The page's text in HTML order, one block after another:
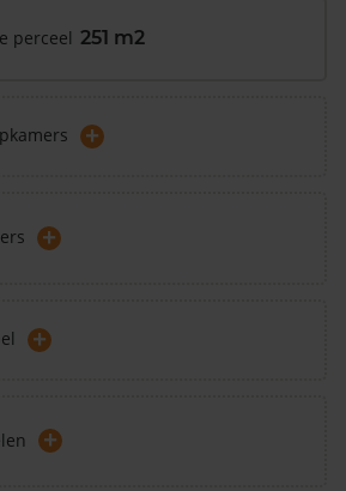
perceel 251 m2
+
+
+
+